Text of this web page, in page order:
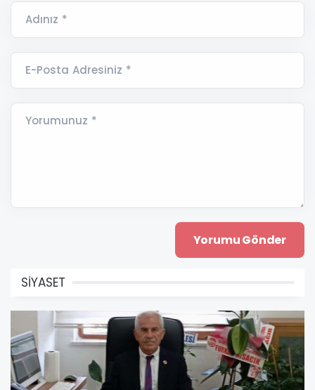
Adınız *
E-Posta Adresiniz *
Yorumunuz *
SİYASET